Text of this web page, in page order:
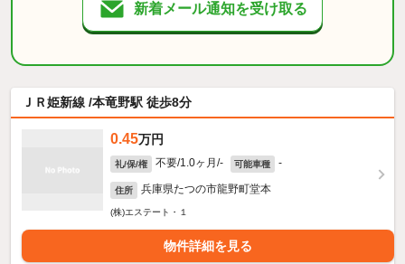
新着メール通知を受け取る
ＪＲ姫新線 /本竜野駅 徒歩8分
0.45万円
礼/保/権 不要/1.0ヶ月/- 可能車種 -
住所 兵庫県たつの市龍野町堂本
(株)エステート・１
物件詳細を見る